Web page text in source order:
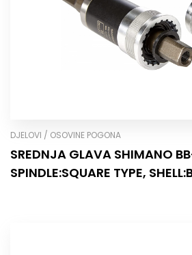
DJELOVI / OSOVINE POGONA
SREDNJA GLAVA SHIMANO
SPINDLE:SQUARE TYPE,